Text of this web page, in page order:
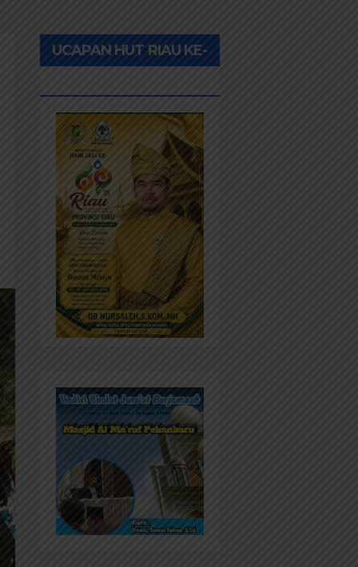
UCAPAN HUT RIAU KE-